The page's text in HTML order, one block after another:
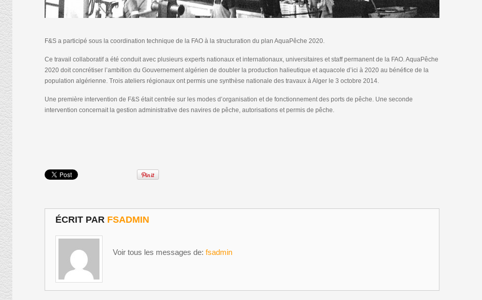
F&S a participé sous la coordination technique de la FAO à la structuration du plan AquaPêche 2020.
Ce travail collaboratif a été conduit avec plusieurs experts nationaux et internationaux, universitaires et staff permanent de la FAO. AquaPêche
2020 doit concrétiser l’ambition du Gouvernement algérien de doubler la production halieutique et aquacole d’ici à 2020 au bénéfice de la
population algérienne. Trois ateliers régionaux ont permis une synthèse nationale des travaux à Alger le 3 octobre 2014.
Une première intervention de F&S était centrée sur les modes d’organisation et de fonctionnement des ports de pêche. Une seconde
intervention concernait la gestion administrative des navires de pêche, autorisations et permis de pêche.
ÉCRIT PAR FSADMIN
Voir tous les messages de: fsadmin